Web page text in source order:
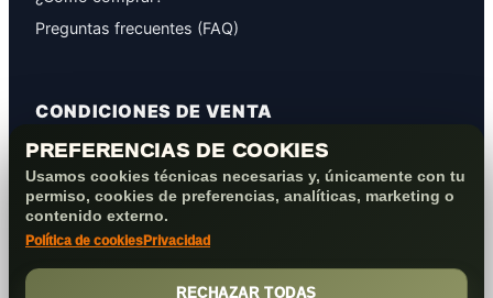
PREFERENCIAS DE COOKIES
Usamos cookies técnicas necesarias y, únicamente con tu
permiso, cookies de preferencias, analíticas, marketing o
contenido externo.
Política de cookies Privacidad
RECHAZAR TODAS
Preguntas frecuentes (FAQ)
CONDICIONES DE VENTA
GARANTÍAS
PROTECCIÓN DE DATOS
COOKIES+PRIVACIDAD
FORMAS DE PAGO